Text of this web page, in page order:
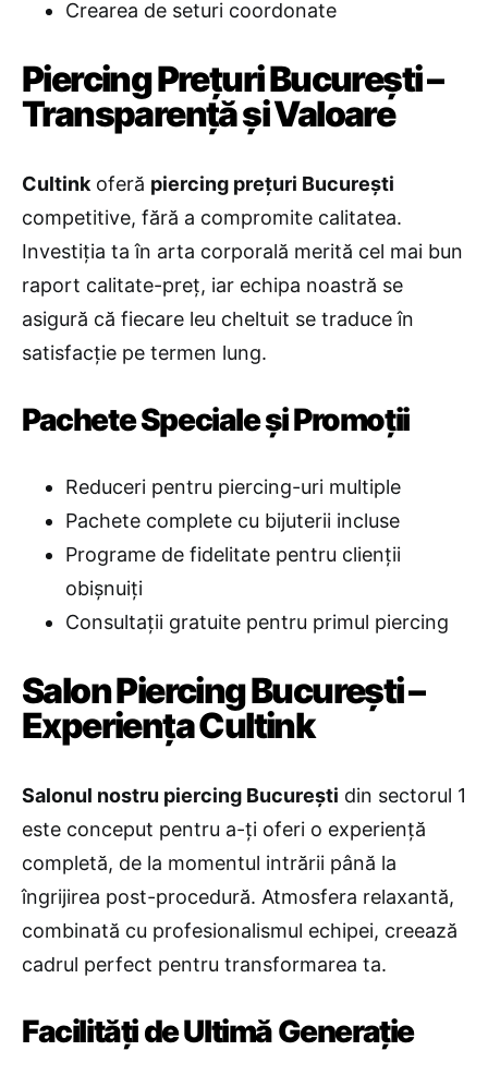
Crearea de seturi coordonate
Piercing Prețuri București –
Transparență și Valoare
Cultink oferă piercing prețuri București
competitive, fără a compromite calitatea.
Investiția ta în arta corporală merită cel mai bun
raport calitate-preț, iar echipa noastră se
asigură că fiecare leu cheltuit se traduce în
satisfacție pe termen lung.
Pachete Speciale și Promoții
Reduceri pentru piercing-uri multiple
Pachete complete cu bijuterii incluse
Programe de fidelitate pentru clienții
obișnuiți
Consultații gratuite pentru primul piercing
Salon Piercing București –
Experiența Cultink
Salonul nostru piercing București din sectorul 1
este conceput pentru a-ți oferi o experiență
completă, de la momentul intrării până la
îngrijirea post-procedură. Atmosfera relaxantă,
combinată cu profesionalismul echipei, creează
cadrul perfect pentru transformarea ta.
Facilități de Ultimă Generație